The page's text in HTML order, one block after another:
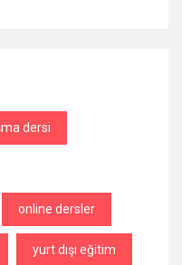
dersi
online dersler
yurt dışı eğitim